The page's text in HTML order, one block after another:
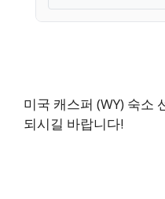
미국 캐스퍼 (WY) 숙소
되시길 바랍니다!